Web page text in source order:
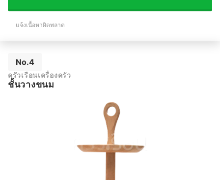
แจ้งเนื้อหาผิดพลาด
No.4
ครัวเรือนเครื่องครัว
ชั้นวางขนม